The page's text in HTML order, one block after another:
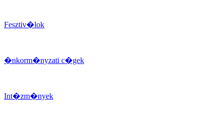
Fesztiv�lok
�nkorm�nyzati c�gek
Int�zm�nyek